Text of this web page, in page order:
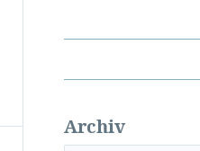
Archiv